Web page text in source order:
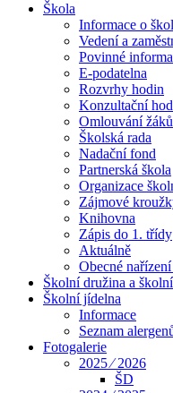
Škola
Informace o
Vedení a
Povinné
E-podatelna
Rozvrhy hodin
Konzultační
Omlouvání žáků
Školská rada
Nadační fond
Partnerská škola
Organizace
Zájmové
Knihovna
Zápis do 1. třídy
Aktuálně
Obecné
Školní družina a
Školní jídelna
Informace
Seznam
Fotogalerie
2025 ⁄ 2026
ŠD